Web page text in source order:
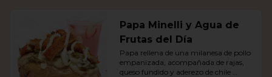
Papa Minelli y Agua de
Frutas del Día
Papa rellena de una milanesa de pollo
empanizada, acompañada de rajas,
queso fundido y aderezo de chile